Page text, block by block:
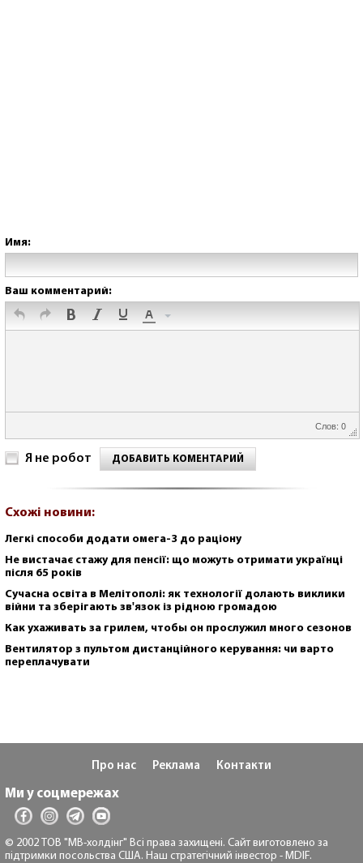
Имя:
Ваш комментарий:
Слов: 0
Я не робот ДОБАВИТЬ КОМЕНТАРИЙ
Схожі новини:
Легкі способи додати омега-3 до раціону
Не вистачає стажу для пенсії: що можуть отримати українці
після 65 років
Сучасна освіта в Мелітополі: як технології долають виклики
війни та зберігають зв'язок із рідною громадою
Как ухаживать за грилем, чтобы он прослужил много сезонов
Вентилятор з пультом дистанційного керування: чи варто
переплачувати
Про нас Реклама Контакти
Ми у соцмережах
© 2002 ТОВ "МВ-холдінг" Всі права захищені. Сайт виготовлено за
підтримки посольства США. Наш стратегічний інвестор - MDIF.